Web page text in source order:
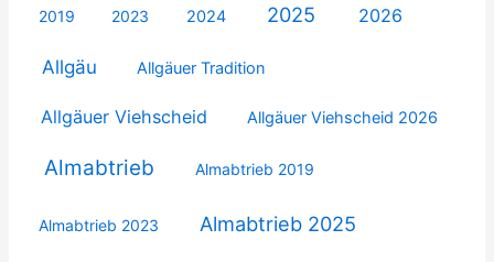
2019 2023 2024 2025 2026
Allgäu Allgäuer Tradition
Allgäuer Viehscheid Allgäuer Viehscheid 2026
Almabtrieb Almabtrieb 2019
Almabtrieb 2023 Almabtrieb 2025